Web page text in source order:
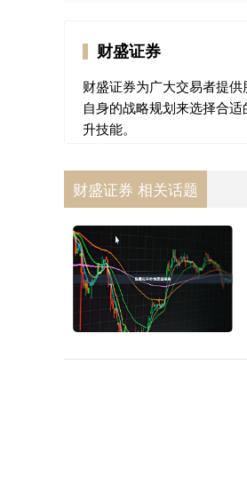
财盛证券
财盛证券为广大交易者提
自身的战略规划来选择合
升技能。
财盛证券 相关话题